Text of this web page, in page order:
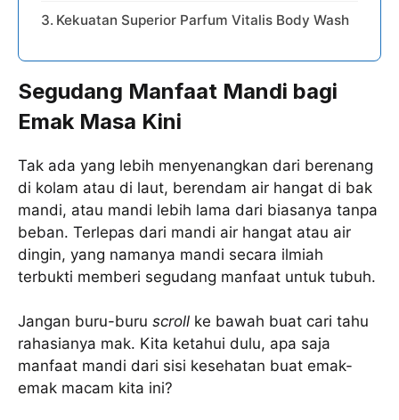
Kekuatan Superior Parfum Vitalis Body Wash
Segudang Manfaat Mandi bagi
Emak Masa Kini
Tak ada yang lebih menyenangkan dari berenang
di kolam atau di laut, berendam air hangat di bak
mandi, atau mandi lebih lama dari biasanya tanpa
beban. Terlepas dari mandi air hangat atau air
dingin, yang namanya mandi secara ilmiah
terbukti memberi segudang manfaat untuk tubuh.
Jangan buru-buru scroll ke bawah buat cari tahu
rahasianya mak. Kita ketahui dulu, apa saja
manfaat mandi dari sisi kesehatan buat emak-
emak macam kita ini?